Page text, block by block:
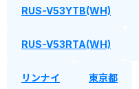
RUS-V53YTB(WH)
RUS-V53RTA(WH)
リンナイ 東京都